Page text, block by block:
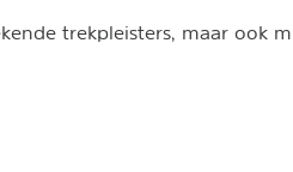
trekpleisters, maar ook